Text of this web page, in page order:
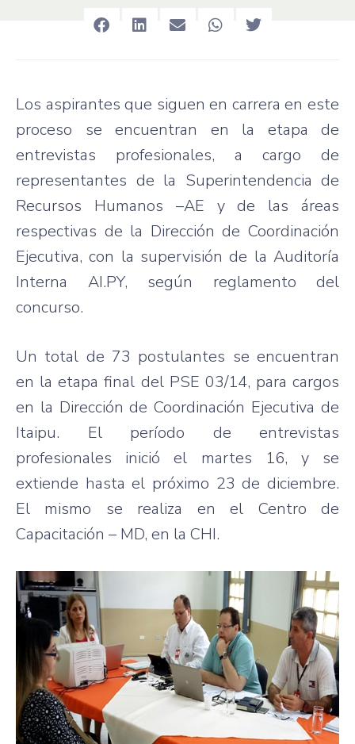
Los aspirantes que siguen en carrera en este
proceso se encuentran en la etapa de
entrevistas profesionales, a cargo de
representantes de la Superintendencia de
Recursos Humanos –AE y de las áreas
respectivas de la Dirección de Coordinación
Ejecutiva, con la supervisión de la Auditoría
Interna AI.PY, según reglamento del
concurso.
Un total de 73 postulantes se encuentran
en la etapa final del PSE 03/14, para cargos
en la Dirección de Coordinación Ejecutiva de
Itaipu. El período de entrevistas
profesionales inició el martes 16, y se
extiende hasta el próximo 23 de diciembre.
El mismo se realiza en el Centro de
Capacitación – MD, en la CHI.